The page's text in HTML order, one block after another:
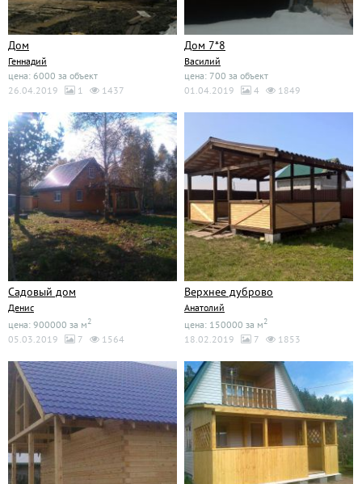
Дом
Геннадий
цена: 6000 за объект
26.04.2019
1 1437
Дом 7*8
Василий
цена: 700 за объект
01.04.2019
4 1849
Садовый дом
Денис
цена: 900000 за м2
05.03.2019 7 1564
Верхнее дуброво
Анатолий
цена: 150000 за м2
18.02.2019 7 1853